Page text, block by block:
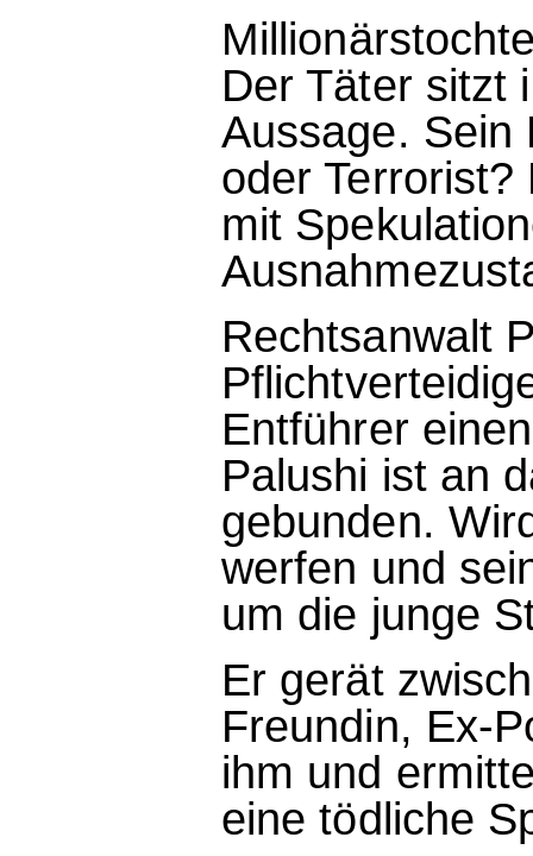
Der Täter sitzt
Aussage. Sein
oder
mit
Rechtsanwalt
Entführer
Palushi ist an
gebunden.
werfen und
um die junge
Er gerät
Freundin, Ex-
ihm und
eine tödliche